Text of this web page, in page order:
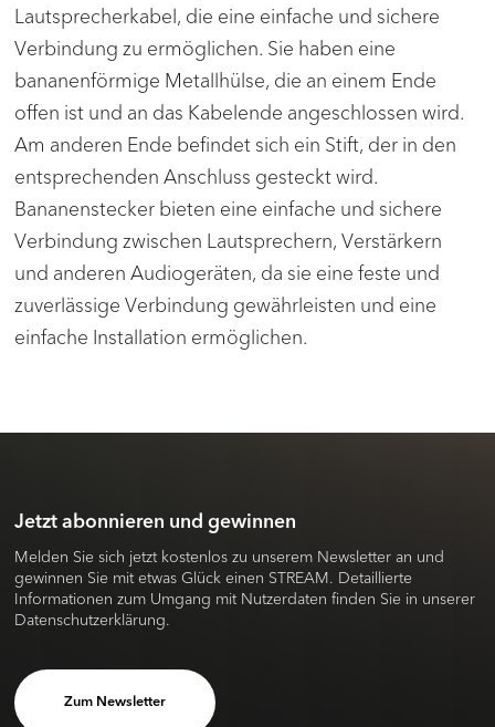
Lautsprecherkabel, die eine einfache und sichere
Verbindung zu ermöglichen. Sie haben eine
bananenförmige Metallhülse, die an einem Ende
offen ist und an das Kabelende angeschlossen wird.
Am anderen Ende befindet sich ein Stift, der in den
entsprechenden Anschluss gesteckt wird.
Bananenstecker bieten eine einfache und sichere
Verbindung zwischen Lautsprechern, Verstärkern
und anderen Audiogeräten, da sie eine feste und
zuverlässige Verbindung gewährleisten und eine
einfache Installation ermöglichen.
Jetzt abonnieren und gewinnen
Melden Sie sich jetzt kostenlos zu unserem Newsletter an und
gewinnen Sie mit etwas Glück einen STREAM. Detaillierte
Informationen zum Umgang mit Nutzerdaten finden Sie in unserer
Datenschutzerklärung.
Zum Newsletter